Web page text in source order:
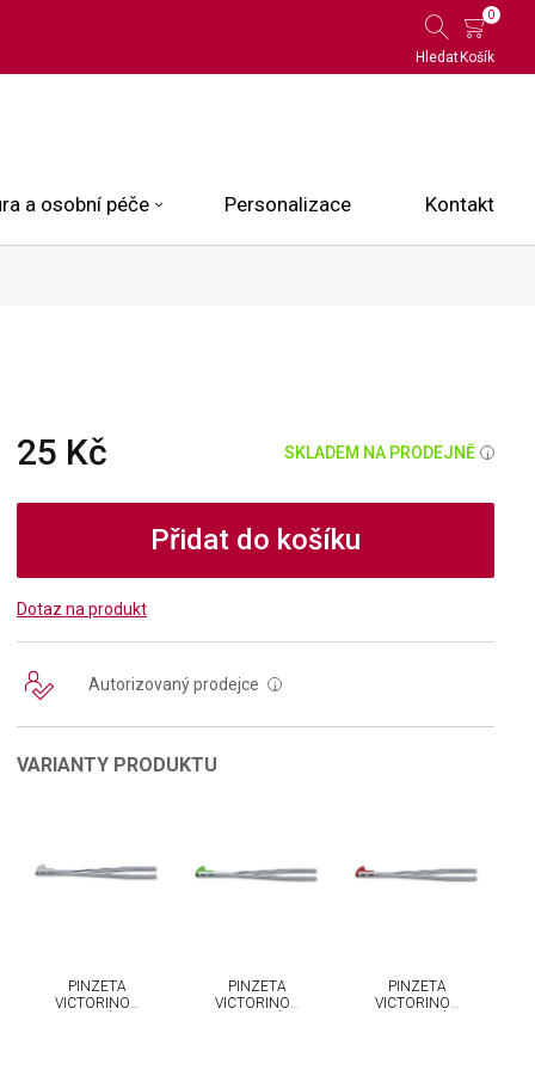
Hledat
0
Košík
a osobní péče Personalizace Kontakt
25 Kč SKLADEM NA PRODEJNĚ i
Přidat do košíku
Dotaz na produkt
Autorizovaný prodejce i
VARIANTY PRODUKTU
PINZETA
VICTORINOX
PINZETA
VICTORINOX
PINZETA
VICTORINOX